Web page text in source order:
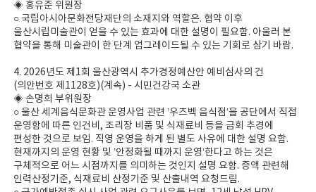
◈ 홍유준 위원장
○ 국립아시아문화전당재단의 소재지와 역할은. 협약 이후
울산시립미술관이 얻을 수 있는 효과에 대한 설명이 필요함. 아울러 본
협약을 통해 미술관이 한 단계 업그레이드될 수 있는 기회로 삼기 바람.
4. 2026년도 제1회 울산광역시 추가경정예산안 예비심사의 건
(의안번호 제1128호)(계속) - 시민건강국 소관
◈ 손명희 부위원장
○ 울산 세계음식문화관 운영사업 관련 ’우즈벡 음식점‘을 공단에서 직접
운영함에 따른 인건비, 조리장 비품 및 식재료비 등을 금회 추경에
편성한 것으로 보임. 직영 운영을 하게 된 별도 사유에 대한 설명 요함.
현재까지의 운영 현황 및 ’안정화될 때까지 운영‘한다고 하는 것은
구체적으로 어느 시점까지를 의미하는 것인지 설명 요함. 증액 관련해
인력산정기준, 식재료비 산정기준 및 산출내역 요청드림.